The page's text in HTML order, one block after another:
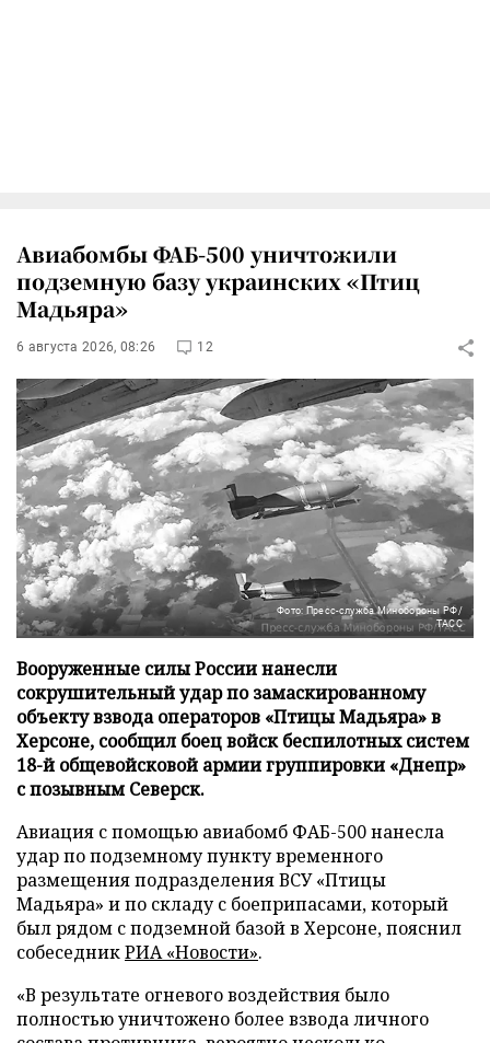
Авиабомбы ФАБ-500 уничтожили
подземную базу украинских «Птиц
Мадьяра»
6 августа 2026, 08:26 12
Фото: Пресс-служба Минобороны РФ/
ТАСС
Вооруженные силы России нанесли
сокрушительный удар по замаскированному
объекту взвода операторов «Птицы Мадьяра» в
Херсоне, сообщил боец войск беспилотных систем
18-й общевойсковой армии группировки «Днепр»
с позывным Северск.
Авиация с помощью авиабомб ФАБ-500 нанесла
удар по подземному пункту временного
размещения подразделения ВСУ «Птицы
Мадьяра» и по складу с боеприпасами, который
был рядом с подземной базой в Херсоне, пояснил
собеседникРИА «Новости».
«В результате огневого воздействия было
полностью уничтожено более взвода личного